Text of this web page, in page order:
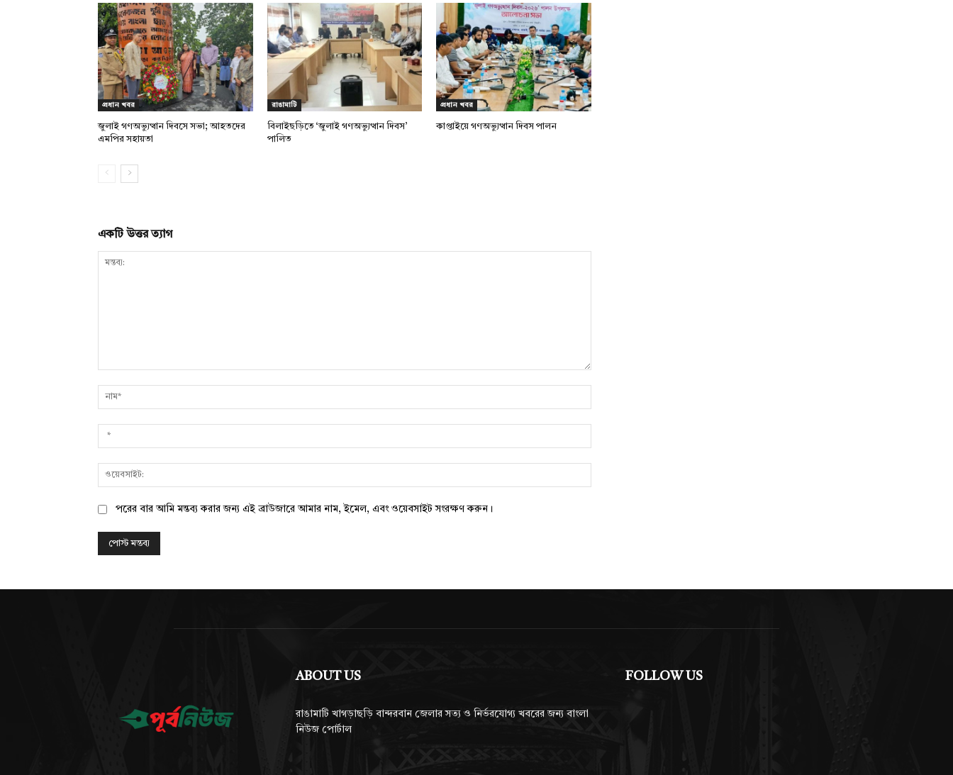
প্রধান খবর
জুলাই গণঅভ্যুত্থান দিবসে সভা; আহতদের
এমপির সহায়তা
রাঙামাটি
বিলাইছড়িতে ‘জুলাই গণঅভ্যুত্থান দিবস’
পালিত
প্রধান খবর
কাপ্তাইয়ে গণঅভ্যুত্থান দিবস পালন
একটি উত্তর ত্যাগ
পরের বার আমি মন্তব্য করার জন্য এই ব্রাউজারে আমার নাম, ইমেল, এবং ওয়েবসাইট সংরক্ষণ করুন।
ABOUT US
রাঙামাটি খাগড়াছড়ি বান্দরবান জেলার সত্য ও নির্ভরযোগ্য খবরের জন্য বাংলা
নিউজ পোর্টাল
FOLLOW US